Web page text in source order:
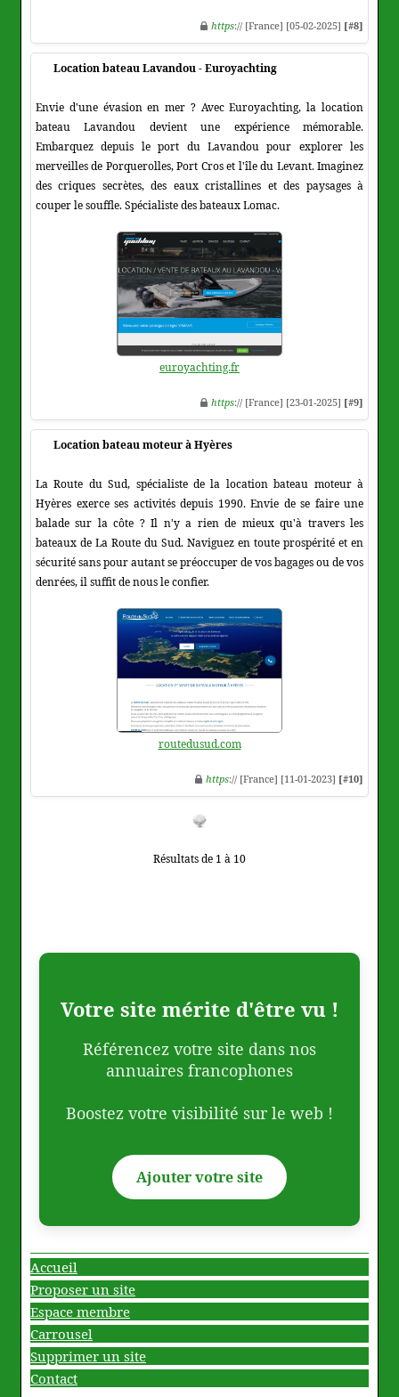
https:// [France] [05-02-2025] [#8]
Location bateau Lavandou - Euroyachting
Envie d'une évasion en mer ? Avec Euroyachting, la location
bateau Lavandou devient une expérience mémorable.
Embarquez depuis le port du Lavandou pour explorer les
merveilles de Porquerolles, Port Cros et l'île du Levant. Imaginez
des criques secrètes, des eaux cristallines et des paysages à
couper le souffle. Spécialiste des bateaux Lomac.
euroyachting.fr
https:// [France] [23-01-2025] [#9]
Location bateau moteur à Hyères
La Route du Sud, spécialiste de la location bateau moteur à
Hyères exerce ses activités depuis 1990. Envie de se faire une
balade sur la côte ? Il n'y a rien de mieux qu'à travers les
bateaux de La Route du Sud. Naviguez en toute prospérité et en
sécurité sans pour autant se préoccuper de vos bagages ou de vos
denrées, il suffit de nous le confier.
routedusud.com
https:// [France] [11-01-2023] [#10]
Résultats de 1 à 10
Votre site mérite d'être vu !
Référencez votre site dans nos
annuaires francophones
Boostez votre visibilité sur le web !
Ajouter votre site
Accueil
Proposer un site
Espace membre
Carrousel
Supprimer un site
Contact